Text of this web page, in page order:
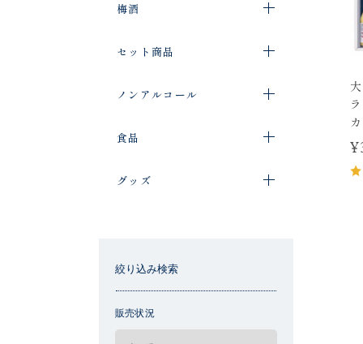
梅酒
セット商品
ノンアルコール
食品
グッズ
絞り込み検索
販売状況